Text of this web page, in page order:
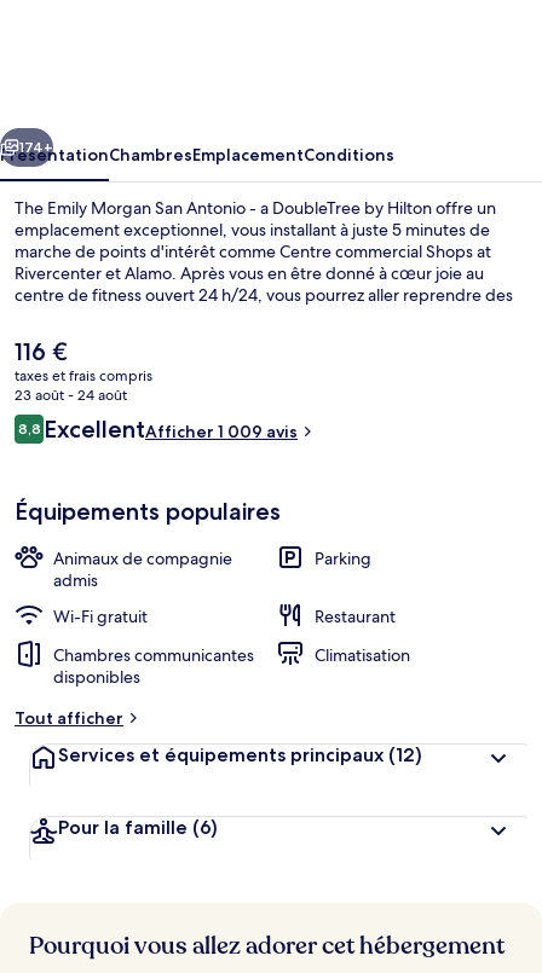
Antonio
-
DoubleTree
by
Suivant
174+
PrésentationChambresEmplacementConditions
The Emily Morgan San Antonio - a DoubleTree by Hilton offre un
emplacement exceptionnel, vous installant à juste 5 minutes de
marche de points d'intérêt comme Centre commercial Shops at
Rivercenter et Alamo. Après vous en être donné à cœur joie au
centre de fitness ouvert 24 h/24, vous pourrez aller reprendre des
bar/salon. Cet hôtel de luxe se trouve également à moins de 10
minutes à pied de Réseau de sentiers pédestres River Walk et de
Centre de congrès Henry B. González. Le personnel attentionné et
l'emplacement remportent un franc succès auprès des autres
voyageurs.
Le
prix
actuel
est
de
116 €
taxes et frais compris
23 août - 24 août
Avis
voyageurs
8,88,8 sur 10
ExcellentAfficher 1 009 avis
Équipements populaires
Animaux de compagnie
admis
Parking
Wi-Fi gratuit
Restaurant
Chambres communicantes
disponibles
Climatisation
Tout afficher
Services et équipements principaux (12)
Pour la famille (6)
Pourquoi vous allez adorer cet hébergement